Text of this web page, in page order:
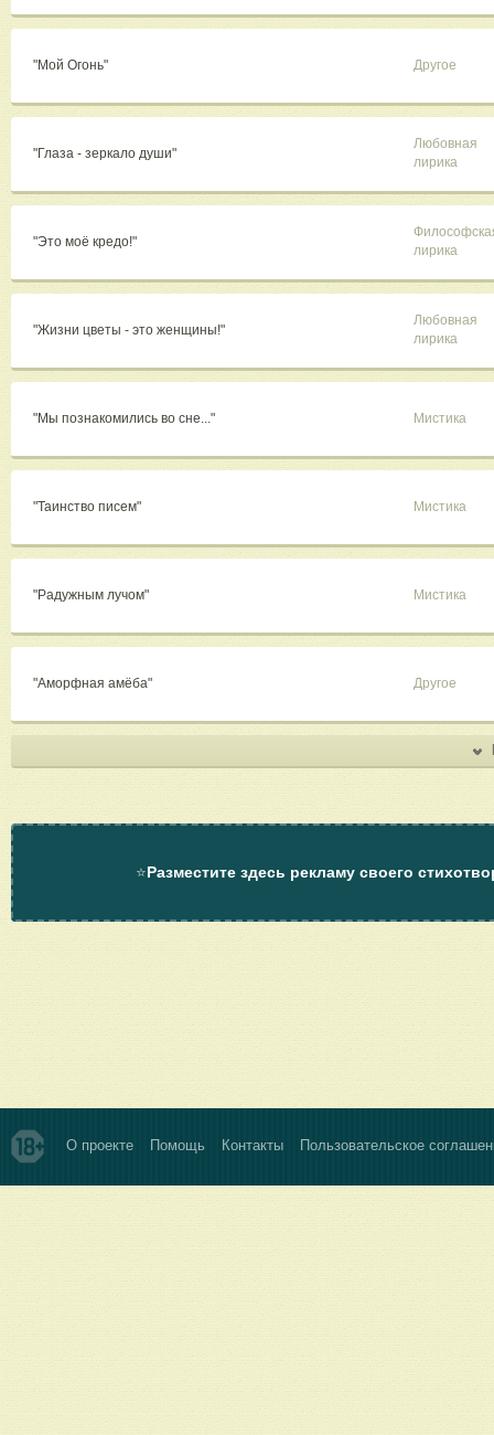
"Мой Огонь" Другое
"Глаза - зеркало души"
Любовная
лирика
"Это моё кредо!"
лирика
"Жизни цветы - это женщины!"
Любовная
лирика
"Мы познакомились во сне..." Мистика
"Таинство писем" Мистика
"Радужным лучом" Мистика
"Аморфная амёба" Другое
⭐Разместите здесь рекламу своего
О проекте Помощь Контакты Пользовательское